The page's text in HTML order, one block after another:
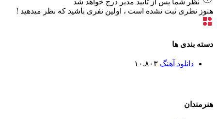
نظر شما پس از تایید مدیر درج خواهد شد
هنوز نظری ثبت نشده است ، اولین نفری باشید که نظر میدهید !
دسته بندی ها
دانلود آهنگ ۱۰,۸۰۳
هنرمندان